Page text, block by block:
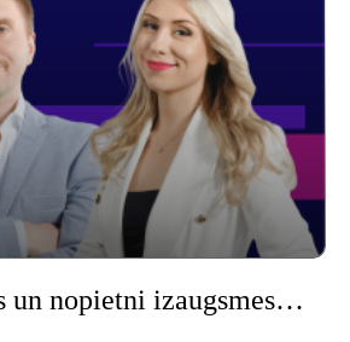
7% dividendēs un nopietni izaugsmes plāni. "LAU Infra Grupa" vadība par startu biržā